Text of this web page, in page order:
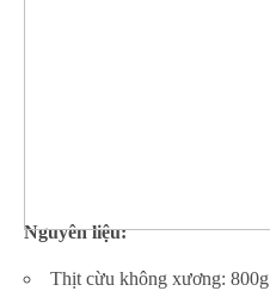
Nguyên liệu:
Thịt cừu không xương: 800g